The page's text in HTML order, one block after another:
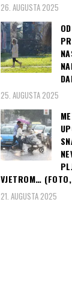
26. AUGUSTA 2025
25. AUGUSTA 2025
VJETROM…
21. AUGUSTA 2025